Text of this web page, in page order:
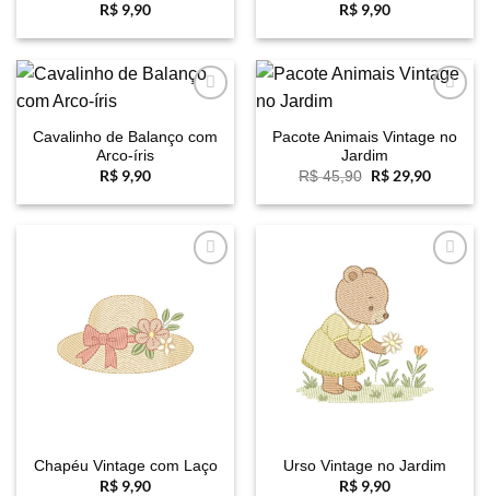
R$ 9,90 R$ 9,90
Cavalinho de Balanço com
Arco-íris
R$ 9,90
Pacote Animais Vintage no
Jardim
R$45,90
O
original
R$ 45,90.
R$ 29,90O
atual
R$
Chapéu Vintage com Laço
R$ 9,90
Urso Vintage no Jardim
R$ 9,90